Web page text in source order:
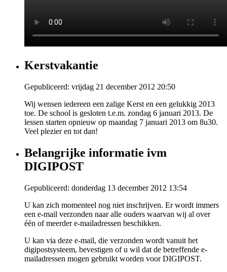
Kerstvakantie
Gepubliceerd: vrijdag 21 december 2012 20:50
Wij wensen iedereen een zalige Kerst en een gelukkig 2013
toe. De school is gesloten t.e.m. zondag 6 januari 2013. De
lessen starten opnieuw op maandag 7 januari 2013 om 8u30.
Veel plezier en tot dan!
Belangrijke informatie ivm
DIGIPOST
Gepubliceerd: donderdag 13 december 2012 13:54
U kan zich momenteel nog niet inschrijven. Er wordt immers
een e-mail verzonden naar alle ouders waarvan wij al over
één of meerder e-mailadressen beschikken.
U kan via deze e-mail, die verzonden wordt vanuit het
digipostsysteem, bevestigen of u wil dat de betreffende e-
mailadressen mogen gebruikt worden voor DIGIPOST.